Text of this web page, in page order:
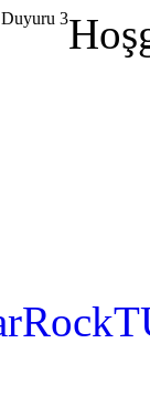
Duyuru 3